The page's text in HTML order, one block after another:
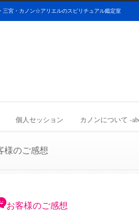
三宮・カノン☆アリエルのスピリチュアル鑑定室
個人セッション カノンについて -
様のご感想
お客様のご感想